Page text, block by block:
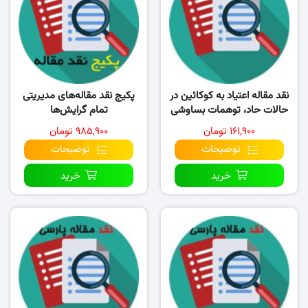
نقد مقاله اعتیاد به کوکائین در
حالات حاد، توهمات بساوشی
و بدنی را به همراه…
۱۶۱,۹۰۰ تومان
توضیحات
خرید
پکیج نقد مقاله‌های مدیریتی
تمام گرایش‌ها
۹۸۵,۹۰۰ تومان
توضیحات
خرید